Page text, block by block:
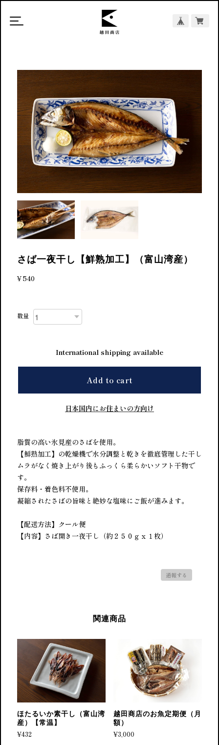
さば一夜干し【鮮熟加工】（富山湾産）
¥540
数量
International shipping available
Add to cart
日本国内にお住まいの方向け
脂質の高い氷見産のさばを使用。
【鮮熟加工】の乾燥機で水分調整と乾きを徹底管理した干し
ムラがなく焼き上がり後もふっくら柔らかいソフト干物で
す。
保存料・着色料不使用。
凝縮されたさばの旨味と絶妙な塩味にご飯が進みます。
【配送方法】クール便
【内容】さば開き一夜干し（約２５０ｇｘ１枚）
通報する
関連商品
ほたるいか素干し（富山湾
産）【常温】
¥432
越田商店のお魚定期便（月
額）
¥3,000